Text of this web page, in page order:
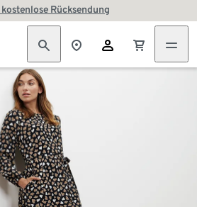
Rücksendung